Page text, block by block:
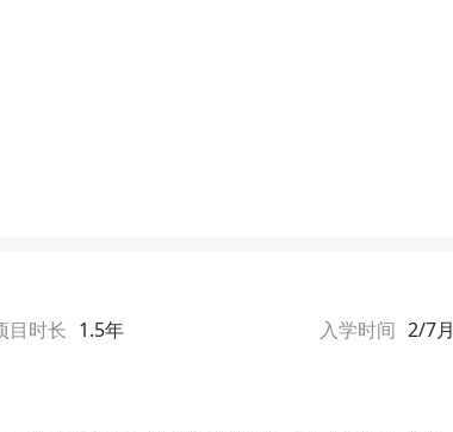
目时长 1.5年 入学时间 2/7月